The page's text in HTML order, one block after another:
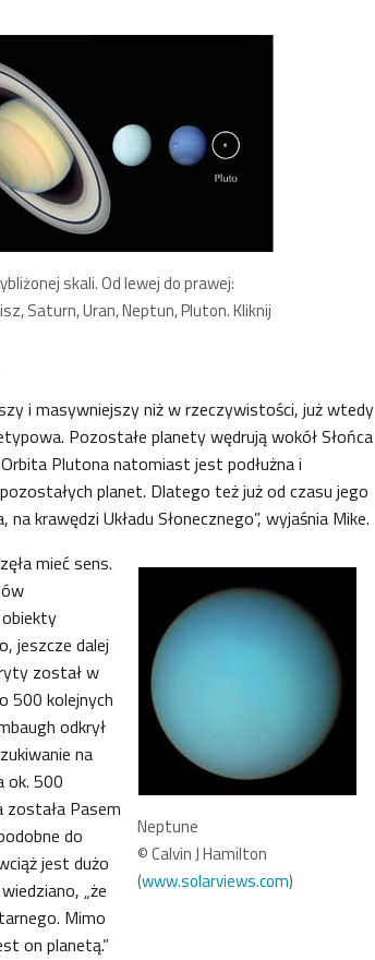
skali. Od lewej do prawej:
Saturn, Uran, Neptun, Pluton. Kliknij
i masywniejszy niż w rzeczywistości, już wtedy
Pozostałe planety wędrują wokół Słońca
Plutona natomiast jest podłużna i
planet. Dlatego też już od czasu jego
krawędzi Układu Słonecznego”, wyjaśnia Mike.
Neptune
© Calvin J Hamilton
(www.solarviews.com)
mieć sens.
jeszcze dalej
został w
500 kolejnych
odkrył
na
ok. 500
Pasem
do
jest dużo
„że
Mimo
on planetą.”